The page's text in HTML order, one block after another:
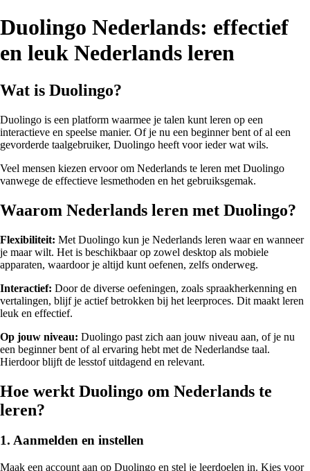
Duolingo Nederlands: effectief
en leuk Nederlands leren
Wat is Duolingo?
Duolingo is een platform waarmee je talen kunt leren op een
interactieve en speelse manier. Of je nu een beginner bent of al een
gevorderde taalgebruiker, Duolingo heeft voor ieder wat wils.
Veel mensen kiezen ervoor om Nederlands te leren met Duolingo
vanwege de effectieve lesmethoden en het gebruiksgemak.
Waarom Nederlands leren met Duolingo?
Flexibiliteit: Met Duolingo kun je Nederlands leren waar en wanneer
je maar wilt. Het is beschikbaar op zowel desktop als mobiele
apparaten, waardoor je altijd kunt oefenen, zelfs onderweg.
Interactief: Door de diverse oefeningen, zoals spraakherkenning en
vertalingen, blijf je actief betrokken bij het leerproces. Dit maakt leren
leuk en effectief.
Op jouw niveau: Duolingo past zich aan jouw niveau aan, of je nu
een beginner bent of al ervaring hebt met de Nederlandse taal.
Hierdoor blijft de lesstof uitdagend en relevant.
Hoe werkt Duolingo om Nederlands te
leren?
1. Aanmelden en instellen
Maak een account aan op Duolingo en stel je leerdoelen in. Kies voor